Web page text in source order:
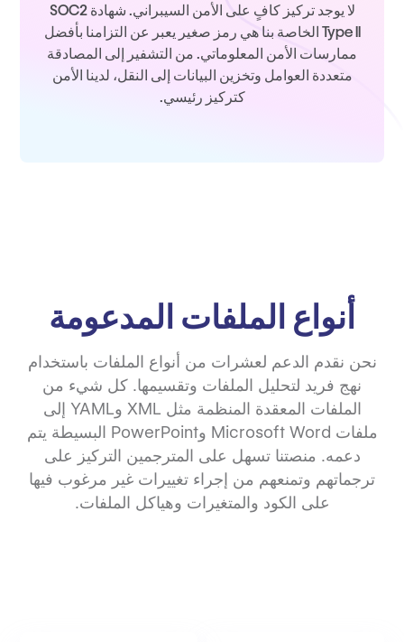
لا يوجد تركيز كافٍ على الأمن السيبراني. شهادة SOC2
Type II الخاصة بنا هي رمز صغير يعبر عن التزامنا بأفضل
ممارسات الأمن المعلوماتي. من التشفير إلى المصادقة
متعددة العوامل وتخزين البيانات إلى النقل، لدينا الأمن
كتركيز رئيسي.
أنواع الملفات المدعومة
نحن نقدم الدعم لعشرات من أنواع الملفات باستخدام
نهج فريد لتحليل الملفات وتقسيمها. كل شيء من
الملفات المعقدة المنظمة مثل XML وYAML إلى
ملفات Microsoft Word وPowerPoint البسيطة يتم
دعمه. منصتنا تسهل على المترجمين التركيز على
ترجماتهم وتمنعهم من إجراء تغييرات غير مرغوب فيها
على الكود والمتغيرات وهياكل الملفات.